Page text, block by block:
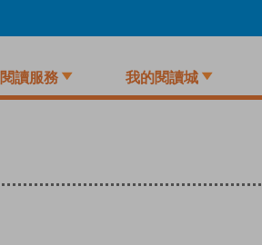
閱讀服務 我的閱讀城